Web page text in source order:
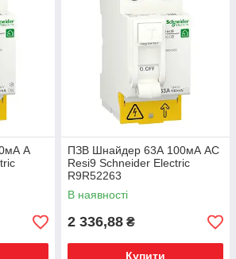
A
ПЗВ Шнайдер 63А 100мА AC
Resi9 Schneider Electric
R9R52263
В наявності
2 336,88 ₴
Купити